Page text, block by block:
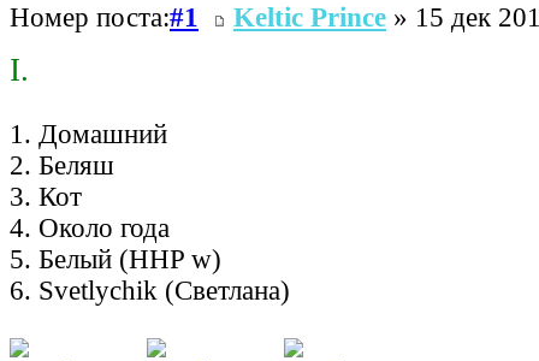
Номер поста:#1 Keltic Prince » 15 дек
I.
1. Домашний
2. Беляш
3. Кот
4. Около года
5. Белый (HHP w)
6. Svetlychik (Светлана)